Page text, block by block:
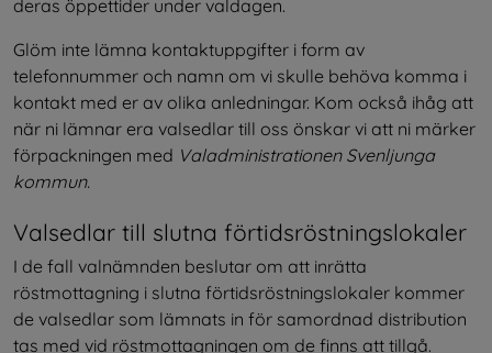
deras öppettider under valdagen.
Glöm inte lämna kontaktuppgifter i form av
telefonnummer och namn om vi skulle behöva komma i
kontakt med er av olika anledningar. Kom också ihåg att
när ni lämnar era valsedlar till oss önskar vi att ni märker
förpackningen med Valadministrationen Svenljunga
kommun.
Valsedlar till slutna förtidsröstningslokaler
I de fall valnämnden beslutar om att inrätta
röstmottagning i slutna förtidsröstningslokaler kommer
de valsedlar som lämnats in för samordnad distribution
tas med vid röstmottagningen om de finns att tillgå.